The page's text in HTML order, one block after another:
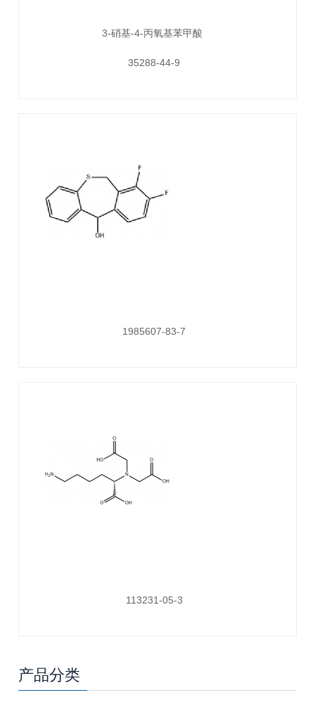
3-硝基-4-丙氧基苯甲酸
35288-44-9
1985607-83-7
113231-05-3
产品分类